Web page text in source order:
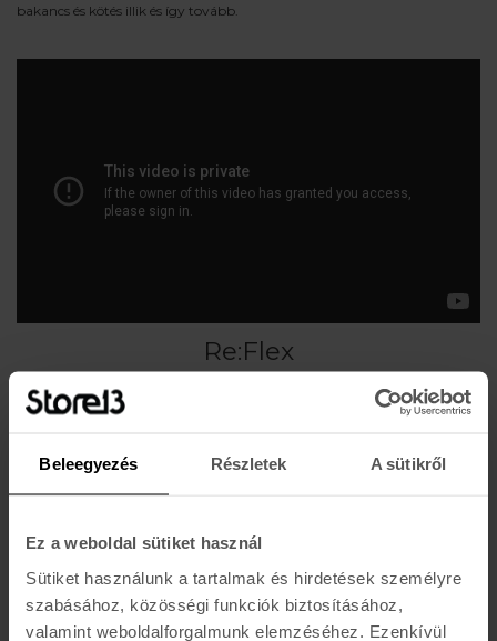
Beleegyezés Részletek A sütikről
Ez a weboldal sütiket használ
Sütiket használunk a tartalmak és hirdetések személyre
szabásához, közösségi funkciók biztosításához,
valamint weboldalforgalmunk elemzéséhez. Ezenkívül
bakancs és kötés illik és így tovább.
Re:Flex
A Re:Flex kötések talpa és tárcsája középen ki van könnyítve, ennek
mgtörné annak természetes ívét mikor hajlik. A komfortot a kötés teljes